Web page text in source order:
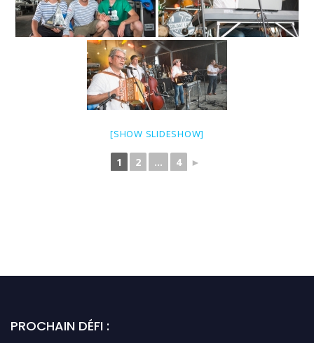
[SHOW SLIDESHOW]
1 2 ... 4 ►
PROCHAIN DÉFI :